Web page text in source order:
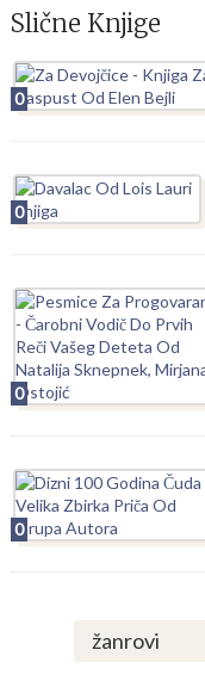
Slične Knjige
0
0
0
0
žanrovi